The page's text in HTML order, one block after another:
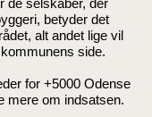
betyder det
alt andet lige vil
side.
for +5000 Odense
mere om indsatsen.